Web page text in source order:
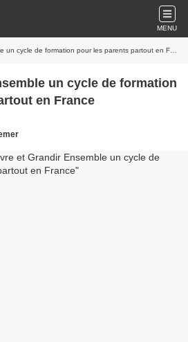
MENU
cycle de formation pour les parents partout en France
un cycle de formation
en France